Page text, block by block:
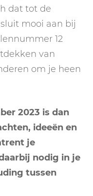
dat tot de
mooi aan bij
12
van
om je heen
2023 is dan
ideeën en
je
nodig in je
tussen